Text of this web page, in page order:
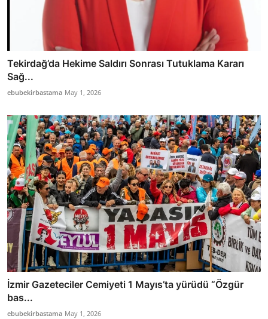
Tekirdağ’da Hekime Saldırı Sonrası Tutuklama Kararı
Sağ...
ebubekirbastama May 1, 2026
İzmir Gazeteciler Cemiyeti 1 Mayıs’ta yürüdü “Özgür
bas...
ebubekirbastama May 1, 2026